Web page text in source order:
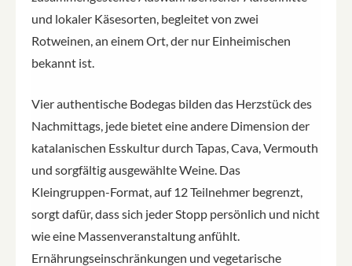
und lokaler Käsesorten, begleitet von zwei
Rotweinen, an einem Ort, der nur Einheimischen
bekannt ist.
Vier authentische Bodegas bilden das Herzstück des
Nachmittags, jede bietet eine andere Dimension der
katalanischen Esskultur durch Tapas, Cava, Vermouth
und sorgfältig ausgewählte Weine. Das
Kleingruppen-Format, auf 12 Teilnehmer begrenzt,
sorgt dafür, dass sich jeder Stopp persönlich und nicht
wie eine Massenveranstaltung anfühlt.
Ernährungseinschränkungen und vegetarische